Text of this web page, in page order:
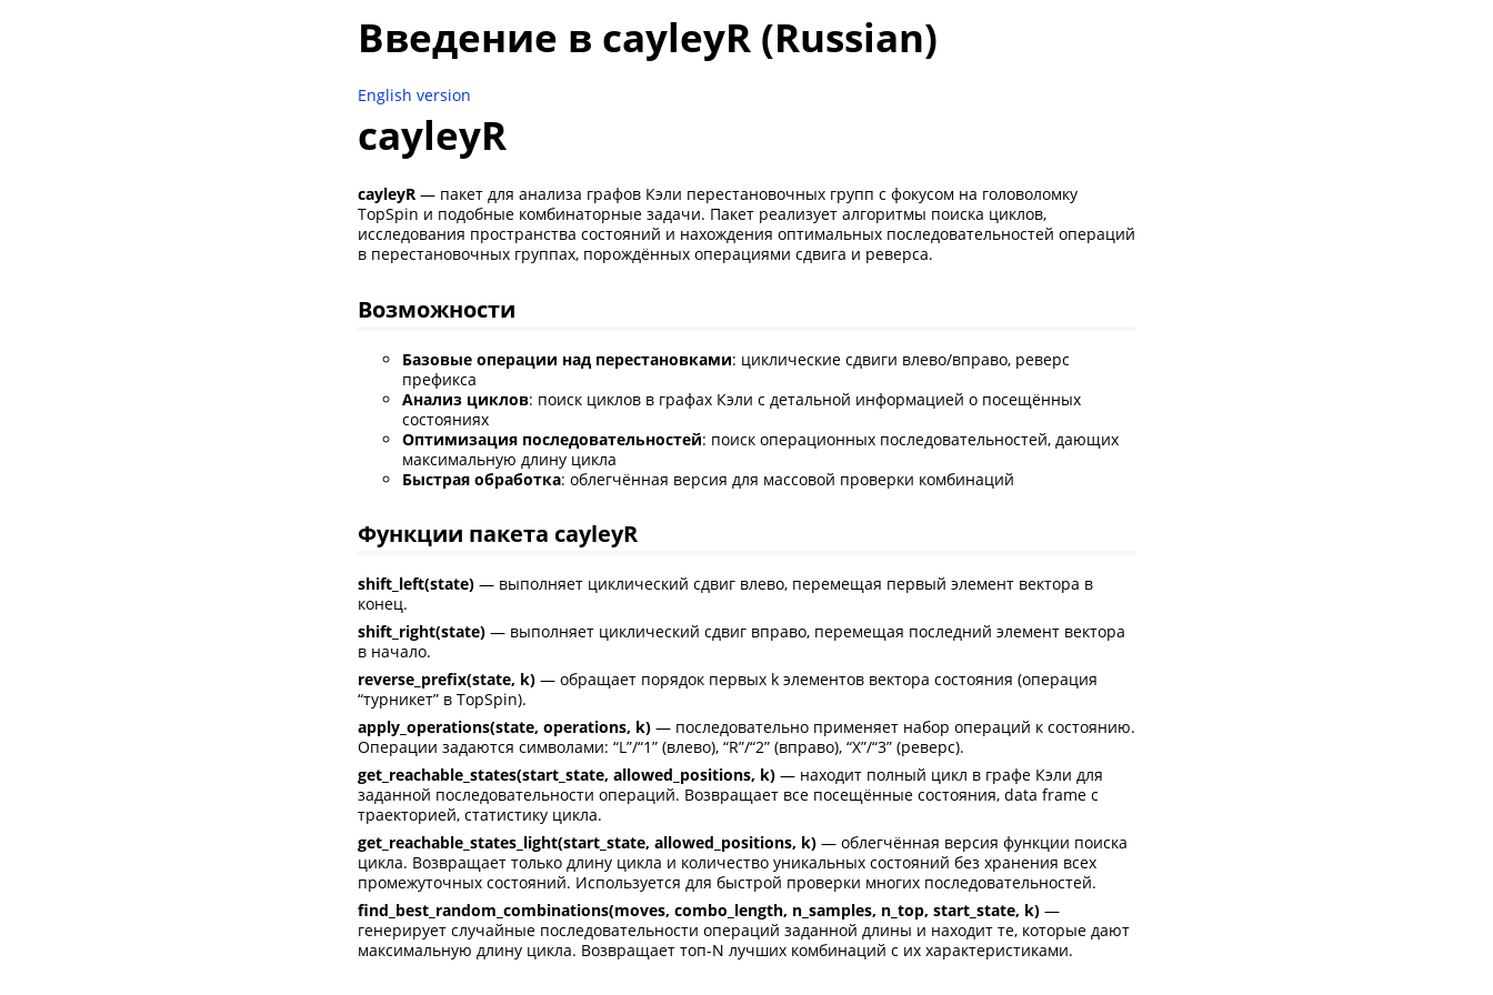
Введение в cayleyR (Russian)
English version
cayleyR
cayleyR — пакет для анализа графов Кэли перестановочных групп с фокусом на головоломку
TopSpin и подобные комбинаторные задачи. Пакет реализует алгоритмы поиска циклов,
исследования пространства состояний и нахождения оптимальных последовательностей операций
в перестановочных группах, порождённых операциями сдвига и реверса.
Возможности
Базовые операции над перестановками: циклические сдвиги влево/вправо, реверс
префикса
Анализ циклов: поиск циклов в графах Кэли с детальной информацией о посещённых
состояниях
Оптимизация последовательностей: поиск операционных последовательностей, дающих
максимальную длину цикла
Быстрая обработка: облегчённая версия для массовой проверки комбинаций
Функции пакета cayleyR
shift_left(state) — выполняет циклический сдвиг влево, перемещая первый элемент вектора в
конец.
shift_right(state) — выполняет циклический сдвиг вправо, перемещая последний элемент вектора
в начало.
reverse_prefix(state, k) — обращает порядок первых k элементов вектора состояния (операция
“турникет” в TopSpin).
apply_operations(state, operations, k) — последовательно применяет набор операций к состоянию.
Операции задаются символами: “L”/“1” (влево), “R”/“2” (вправо), “X”/“3” (реверс).
get_reachable_states(start_state, allowed_positions, k) — находит полный цикл в графе Кэли для
заданной последовательности операций. Возвращает все посещённые состояния, data frame с
траекторией, статистику цикла.
get_reachable_states_light(start_state, allowed_positions, k) — облегчённая версия функции поиска
цикла. Возвращает только длину цикла и количество уникальных состояний без хранения всех
промежуточных состояний. Используется для быстрой проверки многих последовательностей.
find_best_random_combinations(moves, combo_length, n_samples, n_top, start_state, k) —
генерирует случайные последовательности операций заданной длины и находит те, которые дают
максимальную длину цикла. Возвращает топ-N лучших комбинаций с их характеристиками.